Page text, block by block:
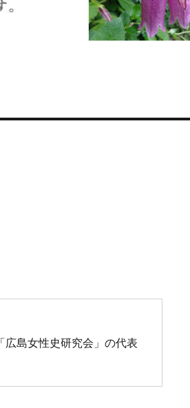
「広島女性史研究会」の代表